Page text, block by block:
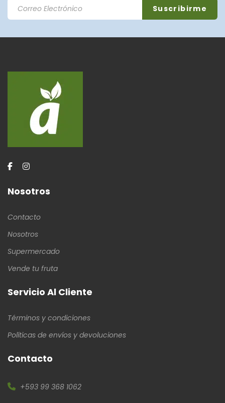
Nosotros
Contacto
Nosotros
Supermercado
Vende tu fruta
Servicio Al Cliente
Términos y condiciones
Políticas de envíos y devoluciones
Contacto
+593 99 368 1062